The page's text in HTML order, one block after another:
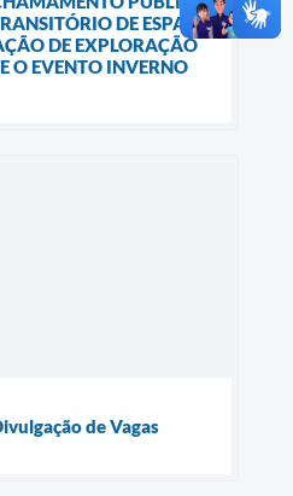
DE ESPAÇO
DE EXPLORAÇÃO
O EVENTO INVERNO
de Vagas